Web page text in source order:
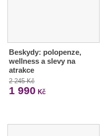
Beskydy: polopenze,
wellness a slevy na
atrakce
2 245 Kč
1 990 Kč